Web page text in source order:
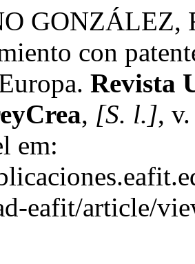
GONZÁLEZ,
con
Revista
, [S. l.],
em:
eafit/article/